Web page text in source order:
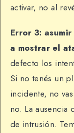
activar, no al
Error 3:
a mostrar el
defecto los
Si no tenés un
incidente, no
no. La ausencia
de intrusión.